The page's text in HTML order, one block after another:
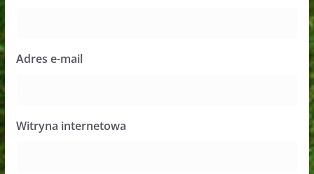
Adres e-mail
Witryna internetowa